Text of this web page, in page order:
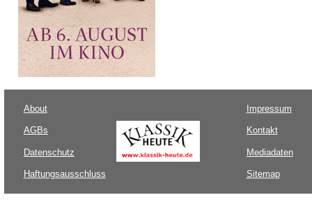
About
AGBs
Datenschutz
Haftungsausschluss
Impressum
Kontakt
Mediadaten
Sitemap